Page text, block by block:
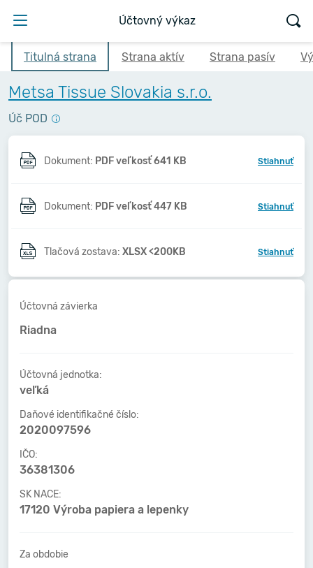
Účtovný výkaz
Titulná strana Strana aktív Strana pasív
Metsa Tissue Slovakia s.r.o.
Úč POD
Dokument: PDF veľkosť 641 KB Stiahnuť
Dokument: PDF veľkosť 447 KB Stiahnuť
Tlačová zostava: XLSX <200KB Stiahnuť
Účtovná závierka
Riadna
Účtovná jednotka:
veľká
Daňové identifikačné číslo:
2020097596
IČO:
36381306
SK NACE:
17120 Výroba papiera a lepenky
Za obdobie